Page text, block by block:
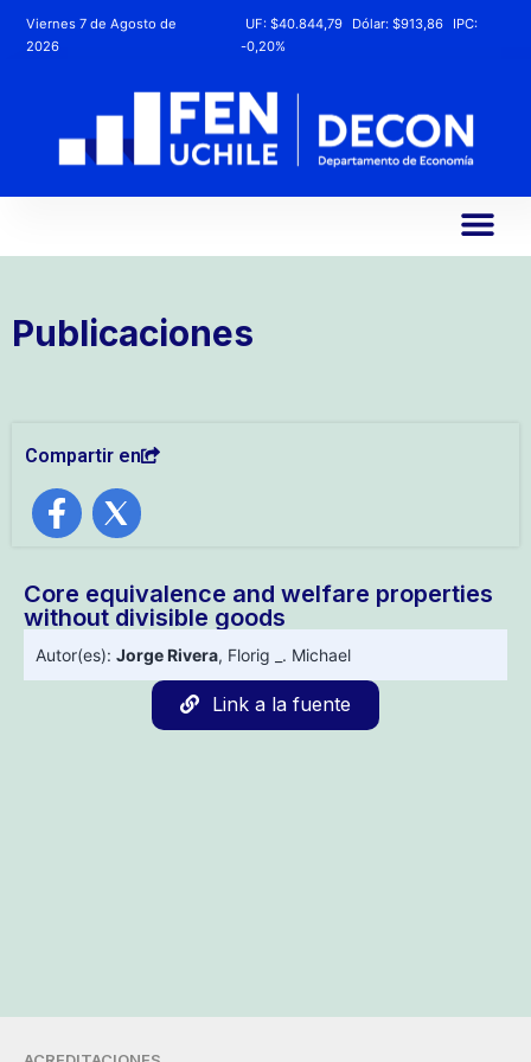
Viernes 7 de Agosto de
2026
UF: $40.844,79 Dólar: $913,86
IPC:
-0,20%
Publicaciones
Compartir en
Core equivalence and welfare properties
without divisible goods
Autor(es): Jorge Rivera, Florig _. Michael
Link a la fuente